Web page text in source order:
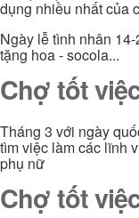
dụng nhiều nhất của
Ngày lễ tình nhân
tặng hoa - socola...
Chợ tốt
Tháng 3 với ngày
tìm việc làm các lĩnh
phụ nữ
Chợ tốt